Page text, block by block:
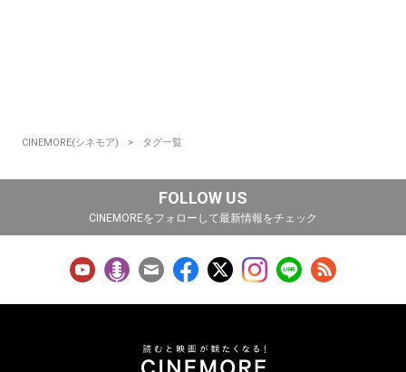
CINEMORE(シネモア) タグ一覧
FOLLOW US
CINEMOREをフォローして最新情報をチェック